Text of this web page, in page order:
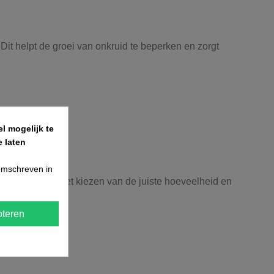
helpt de groei van onkruid te beperken en zorgt
je graag bij het kiezen van de juiste hoeveelheid en
mogelijk te
laten
in